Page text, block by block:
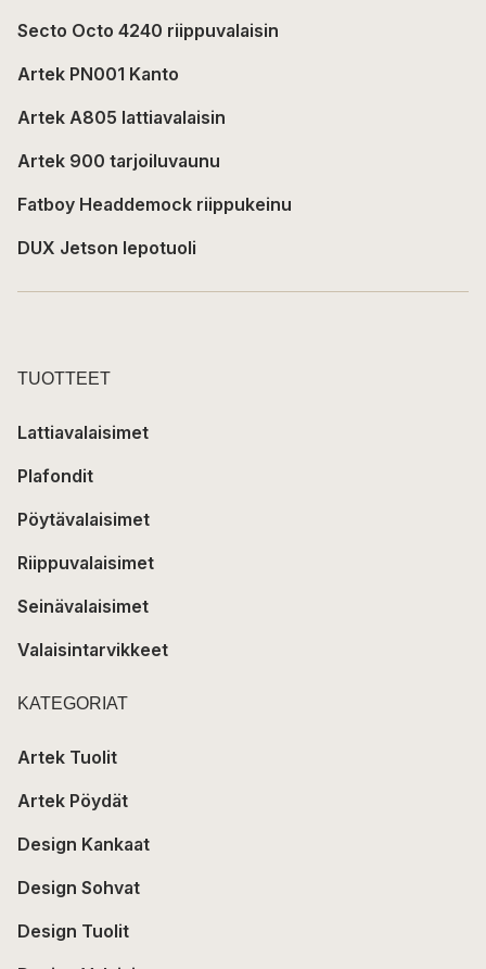
Secto Octo 4240 riippuvalaisin
Artek PN001 Kanto
Artek A805 lattiavalaisin
Artek 900 tarjoiluvaunu
Fatboy Headdemock riippukeinu
DUX Jetson lepotuoli
TUOTTEET
Lattiavalaisimet
Plafondit
Pöytävalaisimet
Riippuvalaisimet
Seinävalaisimet
Valaisintarvikkeet
KATEGORIAT
Artek Tuolit
Artek Pöydät
Design Kankaat
Design Sohvat
Design Tuolit